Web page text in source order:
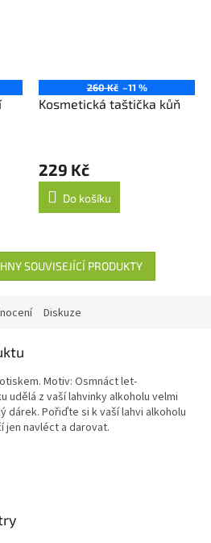
260 Kč –11 %
Kosmetická taštička kůň
229 Kč
Do košíku
SOUVISEJÍCÍ PRODUKTY
Diskuze
Motiv: Osmnáct let-
udělá z vaší lahvinky alkoholu velmi
dárek. Pořiďte si k vaší lahvi alkoholu
navléct a darovat.